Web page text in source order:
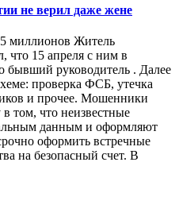
не верил даже жене
миллионов Житель
что 15 апреля с ним в
бывший руководитель . Далее
проверка ФСБ, утечка
и прочее. Мошенники
том, что неизвестные
данным и оформляют
оформить встречные
на безопасный счет. В